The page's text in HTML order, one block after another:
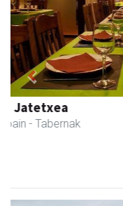
Arruti gozotegia
Andoain - Gozotegiak
Previous